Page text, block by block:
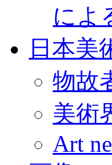
によ
日本美
物故
美術
Art